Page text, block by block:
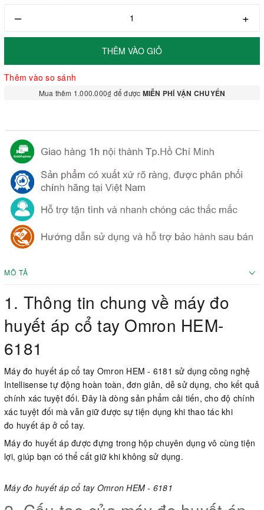
– +
THÊM VÀO GIỎ
Thêm vào so sánh
Mua thêm 1.000.000₫ để được MIỄN PHÍ VẬN CHUYỂN
MÔ TẢ
1. Thông tin chung về máy đo
huyết áp cổ tay Omron HEM-
6181
Máy đo huyết áp cổ tay Omron HEM - 6181 sử dụng công nghệ
Intellisense tự động hoàn toàn, đơn giản, dễ sử dụng, cho kết quả
chính xác tuyệt đối. Đây là dòng sản phẩm cải tiến, cho độ chính
xác tuyệt đối mà vẫn giữ được sự tiện dụng khi thao tác khi
đo huyết áp ở cổ tay.
Máy đo huyết áp được đựng trong hộp chuyên dụng vô cùng tiện
lợi, giúp bạn có thể cất giữ khi không sử dụng.
Máy đo huyết áp cổ tay Omron HEM - 6181